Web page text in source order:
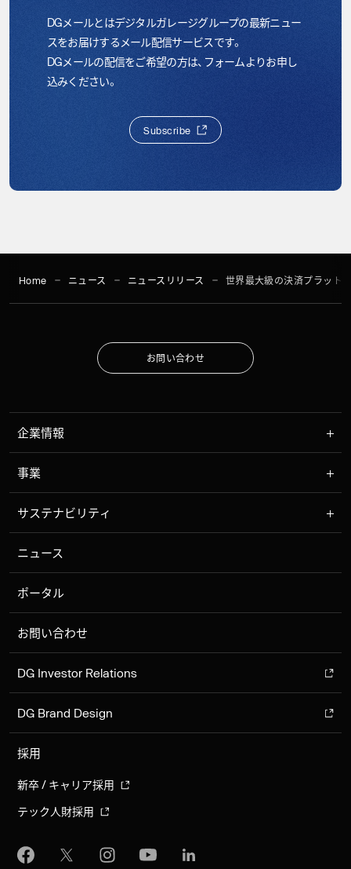
DGメールとはデジタルガレージグループの最新ニュー
スをお届けするメール配信サービスです。
DGメールの配信をご希望の方は、フォームよりお申し
込みください。
Subscribe
Subscribe
Home ニュース ニュースリリース 世界最大級の決済プラット
お問 い合わせ
企業情報
事業
サステナビリティ
ニュース
ポータル
お問い合わせ
DG Investor Relations
DG Brand Design
採用
新卒 / キャリア採用
テック人財採用